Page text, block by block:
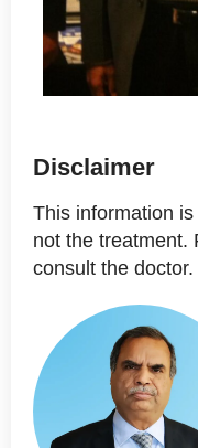
Disclaimer
This information
not the treatment.
consult the doctor.